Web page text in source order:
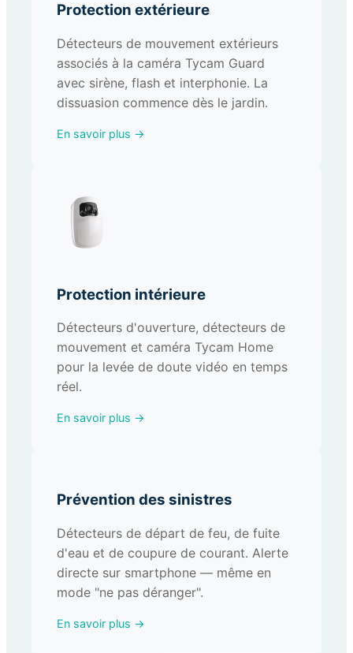
Protection extérieure
Détecteurs de mouvement extérieurs
associés à la caméra Tycam Guard
avec sirène, flash et interphonie. La
dissuasion commence dès le jardin.
En savoir plus →
Protection intérieure
Détecteurs d'ouverture, détecteurs de
mouvement et caméra Tycam Home
pour la levée de doute vidéo en temps
réel.
En savoir plus →
Prévention des sinistres
Détecteurs de départ de feu, de fuite
d'eau et de coupure de courant. Alerte
directe sur smartphone — même en
mode "ne pas déranger".
En savoir plus →